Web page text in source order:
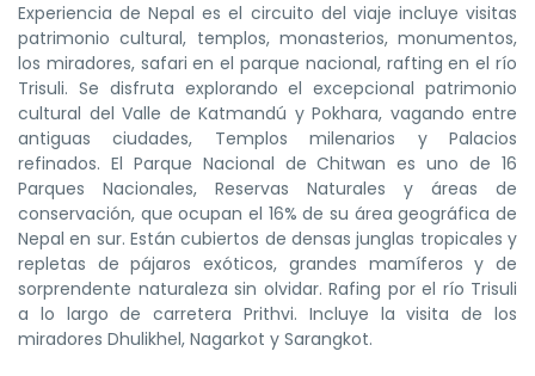
Experiencia de Nepal es el circuito del viaje incluye visitas
patrimonio cultural, templos, monasterios, monumentos,
los miradores, safari en el parque nacional, rafting en el río
Trisuli. Se disfruta explorando el excepcional patrimonio
cultural del Valle de Katmandú y Pokhara, vagando entre
antiguas ciudades, Templos milenarios y Palacios
refinados. El Parque Nacional de Chitwan es uno de 16
Parques Nacionales, Reservas Naturales y áreas de
conservación, que ocupan el 16% de su área geográfica de
Nepal en sur. Están cubiertos de densas junglas tropicales y
repletas de pájaros exóticos, grandes mamíferos y de
sorprendente naturaleza sin olvidar. Rafing por el río Trisuli
a lo largo de carretera Prithvi. Incluye la visita de los
miradores Dhulikhel, Nagarkot y Sarangkot.